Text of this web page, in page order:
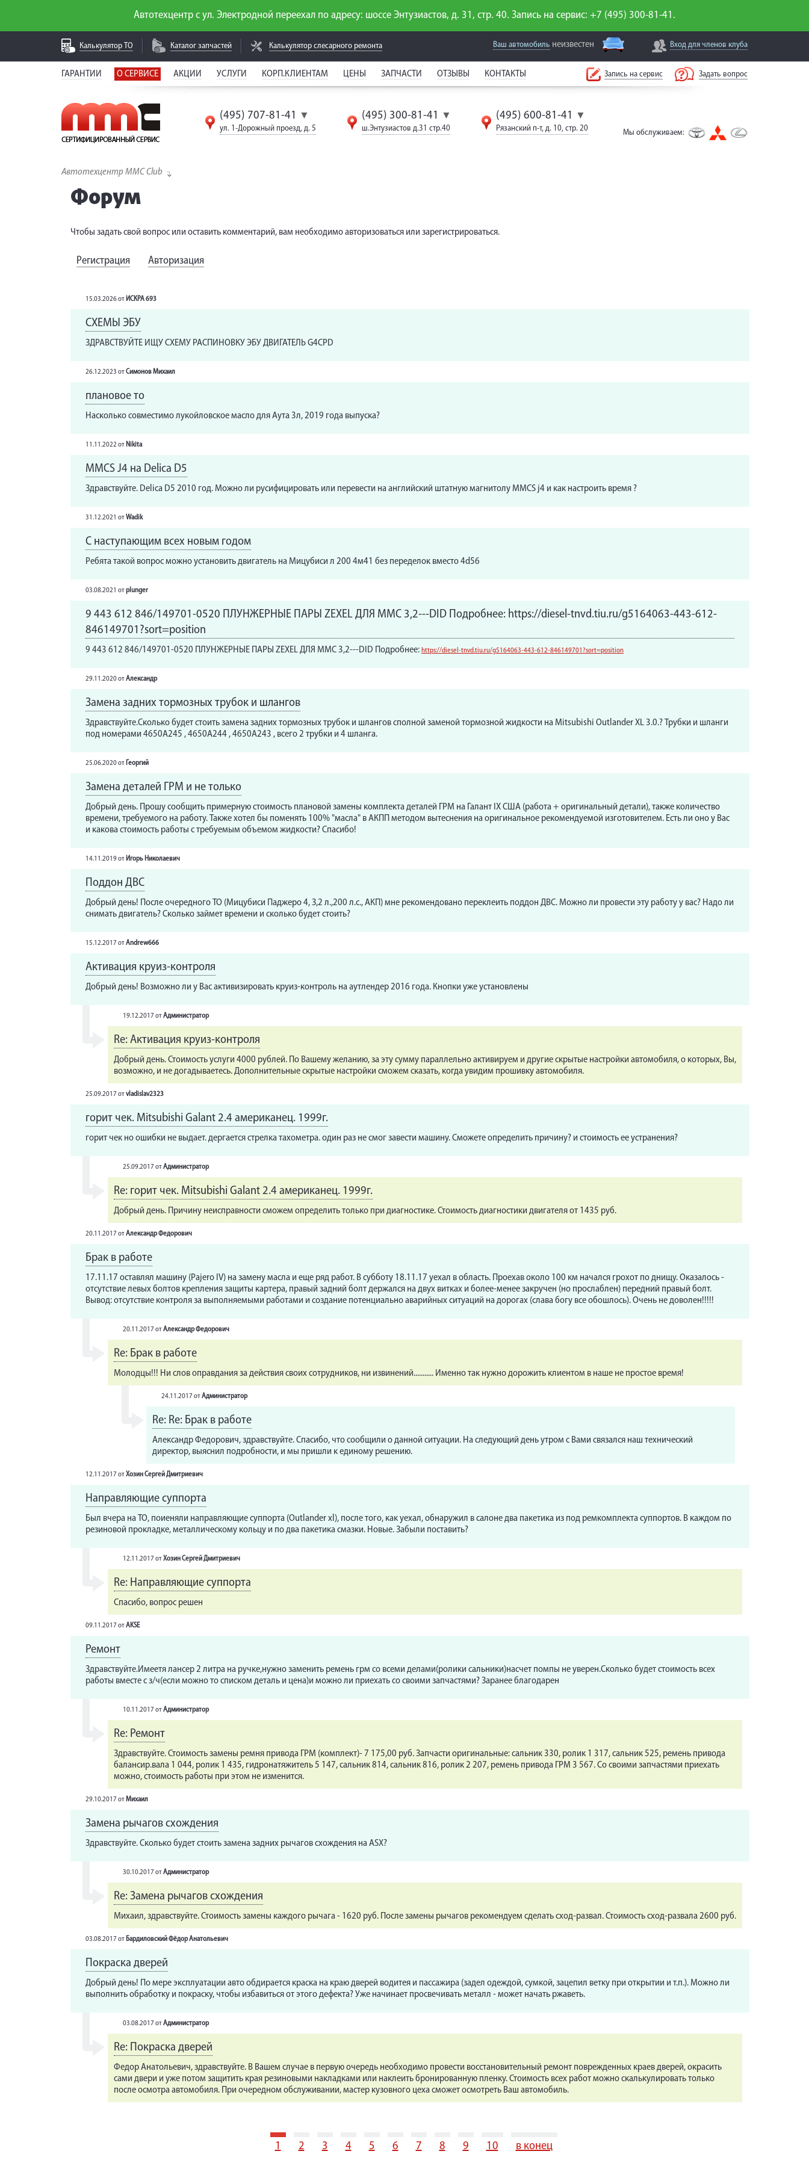
Автотехцентр с ул. Электродной переехал по адресу: шоссе Энтузиастов, д. 31, стр. 40. Запись на сервис: +7 (495) 300-81-41.
Калькулятор ТО Каталог запчастей Калькулятор слесарного ремонта Ваш автомобиль неизвестен Вход для членов клуба
ГАРАНТИИ О СЕРВИСЕ АКЦИИ УСЛУГИ КОРП.КЛИЕНТАМ ЦЕНЫ ЗАПЧАСТИ ОТЗЫВЫ КОНТАКТЫ Запись на сервис Задать вопрос
(495) 707-81-41 ▼
ул. 1-Дорожный проезд, д. 5
(495) 300-81-41 ▼
ш.Энтузиастов д.31 стр.40
(495) 600-81-41 ▼
Рязанский п-т, д. 10, стр. 20 Мы обслуживаем:
Автотехцентр MMC Club
Форум
Чтобы задать свой вопрос или оставить комментарий, вам необходимо авторизоваться или зарегистрироваться.
Регистрация Авторизация
15.03.2026от ИСКРА 693
СХЕМЫ ЭБУ
ЗДРАВСТВУЙТЕ ИЩУ СХЕМУ РАСПИНОВКУ ЭБУ ДВИГАТЕЛЬ G4CPD
26.12.2023 отСимонов Михаил
плановое то
Насколько совместимо лукойловское масло для Аута 3л, 2019 года выпуска?
11.11.2022 от Nikita
MMCS J4 на Delica D5
Здравствуйте. Delica D5 2010 год. Можно ли русифицировать или перевести на английский штатную магнитолу MMCS j4 и как настроить время ?
31.12.2021 отWadik
С наступающим всех новым годом
Ребята такой вопрос можно установить двигатель на Мицубиси л 200 4м41 без переделок вместо 4d56
03.08.2021 отplunger
9 443 612 846/149701-0520 ПЛУНЖЕРНЫЕ ПАРЫ ZEXEL ДЛЯ MMC 3,2---DID Подробнее: https://diesel-tnvd.tiu.ru/g5164063-443-612-
846149701?sort=position
9 443 612 846/149701-0520 ПЛУНЖЕРНЫЕ ПАРЫ ZEXEL ДЛЯ MMC 3,2---DID Подробнее: https://diesel-tnvd.tiu.ru/g5164063-443-612-846149701?sort=position
29.11.2020отАлександр
Замена задних тормозных трубок и шлангов
Здравствуйте.Сколько будет стоить замена задних тормозных трубок и шлангов cполной заменой тормозной жидкости на Mitsubishi Outlander XL 3.0.? Трубки и шланги
под номерами 4650A245 , 4650A244 , 4650A243 , всего 2 трубки и 4 шланга.
25.06.2020от Георгий
Замена деталей ГРМ и не только
Добрый день. Прошу сообщить примерную стоимость плановой замены комплекта деталей ГРМ на Галант IX США (работа + оригинальный детали), также количество
времени, требуемого на работу. Также хотел бы поменять 100% "масла" в АКПП методом вытеснения на оригинальное рекомендуемой изготовителем. Есть ли оно у Вас
и какова стоимость работы с требуемым объемом жидкости? Спасибо!
14.11.2019от Игорь Николаевич
Поддон ДВС
Добрый день! После очередного ТО (Мицубиси Паджеро 4, З,2 л.,200 л.с., АКП) мне рекомендовано переклеить поддон ДВС. Можно ли провести эту работу у вас? Надо ли
снимать двигатель? Сколько займет времени и сколько будет стоить?
15.12.2017отAndrew666
Активация круиз-контроля
Добрый день! Возможно ли у Вас активизировать круиз-контроль на аутлендер 2016 года. Кнопки уже установлены
19.12.2017отАдминистратор
Re: Активация круиз-контроля
Добрый день. Стоимость услуги 4000 рублей. По Вашему желанию, за эту сумму параллельно активируем и другие скрытые настройки автомобиля, о которых, Вы,
возможно, и не догадываетесь. Дополнительные скрытые настройки сможем сказать, когда увидим прошивку автомобиля.
25.09.2017отvladislav2323
горит чек. Mitsubishi Galant 2.4 американец. 1999г.
горит чек но ошибки не выдает. дергается стрелка тахометра. один раз не смог завести машину. Сможете определить причину? и стоимость ее устранения?
25.09.2017отАдминистратор
Re: горит чек. Mitsubishi Galant 2.4 американец. 1999г.
Добрый день. Причину неисправности сможем определить только при диагностике. Стоимость диагностики двигателя от 1435 руб.
20.11.2017отАлександр Федорович
Брак в работе
17.11.17 оставлял машину (Pajero IV) на замену масла и еще ряд работ. В субботу 18.11.17 уехал в область. Проехав около 100 км начался грохот по днищу. Оказалось -
отсутствие левых болтов крепления защиты картера, правый задний болт держался на двух витках и более-менее закручен (но прослаблен) передний правый болт.
Вывод: отсутствие контроля за выполняемыми работами и создание потенциально аварийных ситуаций на дорогах (слава богу все обошлось). Очень не доволен!!!!!
20.11.2017отАлександр Федорович
Re: Брак в работе
Молодцы!!! Ни слов оправдания за действия своих сотрудников, ни извинений........... Именно так нужно дорожить клиентом в наше не простое время!
24.11.2017отАдминистратор
Re: Re: Брак в работе
Александр Федорович, здравствуйте. Спасибо, что сообщили о данной ситуации. На следующий день утром с Вами связался наш технический
директор, выяснил подробности, и мы пришли к единому решению.
12.11.2017отХозин Сергей Дмитриевич
Направляющие суппорта
Был вчера на ТО, поиеняли направляющие суппорта (Outlander xl), после того, как уехал, обнаружил в салоне два пакетика из под ремкомплекта суппортов. В каждом по
резиновой прокладке, металлическому кольцу и по два пакетика смазки. Новые. Забыли поставить?
12.11.2017отХозин Сергей Дмитриевич
Re: Направляющие суппорта
Спасибо, вопрос решен
09.11.2017отAKSE
Ремонт
Здравствуйте.Имеетя лансер 2 литра на ручке,нужно заменить ремень грм со всеми делами(ролики сальники)насчет помпы не уверен.Сколько будет стоимость всех
работы вместе с з/ч(если можно то списком деталь и цена)и можно ли приехать со своими запчастями? Заранее благодарен
10.11.2017отАдминистратор
Re: Ремонт
Здравствуйте. Стоимость замены ремня привода ГРМ (комплект)- 7 175,00 руб. Запчасти оригинальные: сальник 330, ролик 1 317, сальник 525, ремень привода
балансир.вала 1 044, ролик 1 435, гидронатяжитель 5 147, сальник 814, сальник 816, ролик 2 207, ремень привода ГРМ 3 567. Со своими запчастями приехать
можно, стоимость работы при этом не изменится.
29.10.2017отМихаил
Замена рычагов схождения
Здравствуйте. Сколько будет стоить замена задних рычагов схождения на ASX?
30.10.2017отАдминистратор
Re: Замена рычагов схождения
Михаил, здравствуйте. Стоимость замены каждого рычага - 1620 руб. После замены рычагов рекомендуем сделать сход-развал. Стоимость сход-развала 2600 руб.
03.08.2017от Бардиловский Фёдор Анатольевич
Покраска дверей
Добрый день! По мере эксплуатации авто обдирается краска на краю дверей водитея и пассажира (задел одеждой, сумкой, зацепил ветку при открытии и т.п.). Можно ли
выполнить обработку и покраску, чтобы избавиться от этого дефекта? Уже начинает просвечивать металл - может начать ржаветь.
03.08.2017отАдминистратор
Re: Покраска дверей
Федор Анатольевич, здравствуйте. В Вашем случае в первую очередь необходимо провести восстановительный ремонт поврежденных краев дверей, окрасить
сами двери и уже потом защитить края резиновыми накладками или наклеить бронированную пленку. Стоимость всех работ можно скалькулировать только
после осмотра автомобиля. При очередном обслуживании, мастер кузовного цеха сможет осмотреть Ваш автомобиль.
1 2 3 4 5 6 7 8 9 10 в конец